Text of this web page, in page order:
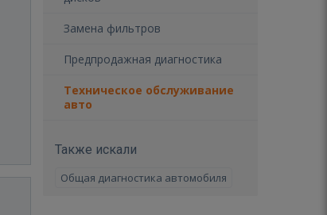
Замена фильтров
Предпродажная диагностика
Техническое обслуживание
авто
Также искали
Общая диагностика автомобиля